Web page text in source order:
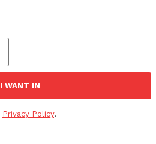
I WANT IN
Privacy Policy.